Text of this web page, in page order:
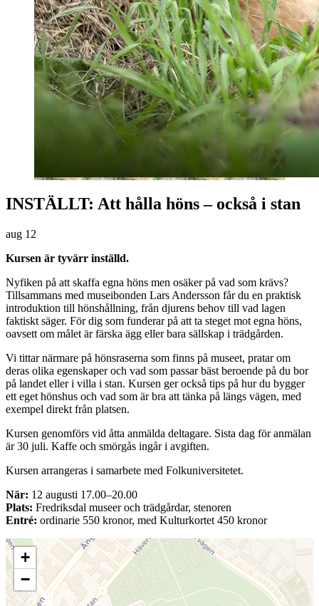
INSTÄLLT: Att hålla höns – också i stan
aug 12
Kursen är tyvärr inställd.
Nyfiken på att skaffa egna höns men osäker på vad som krävs?
Tillsammans med museibonden Lars Andersson får du en praktisk
introduktion till hönshållning, från djurens behov till vad lagen
faktiskt säger. För dig som funderar på att ta steget mot egna höns,
oavsett om målet är färska ägg eller bara sällskap i trädgården.
Vi tittar närmare på hönsraserna som finns på museet, pratar om
deras olika egenskaper och vad som passar bäst beroende på du bor
på landet eller i villa i stan. Kursen ger också tips på hur du bygger
ett eget hönshus och vad som är bra att tänka på längs vägen, med
exempel direkt från platsen.
Kursen genomförs vid åtta anmälda deltagare. Sista dag för anmälan
är 30 juli. Kaffe och smörgås ingår i avgiften.
Kursen arrangeras i samarbete med Folkuniversitetet.
När: 12 augusti 17.00–20.00
Plats: Fredriksdal museer och trädgårdar, stenoren
Entré: ordinarie 550 kronor, med Kulturkortet 450 kronor
+
−